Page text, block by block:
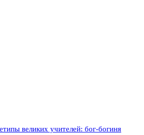
великих учителей: бог-богиня